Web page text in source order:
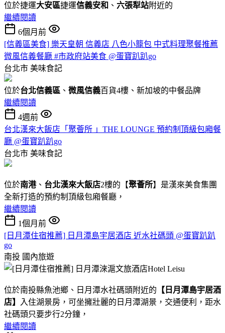
位於捷運大安區捷運信義安和 、 六張犁站附近的
繼續閱讀
6個月前
[信義區美食] 樂天皇朝 信義店 八色小籠包 中式料理聚餐推薦
微風信義餐廳 #市政府站美食 @蛋寶趴趴go
台北市 美味食記
位於台北信義區 、 微風信義百貨4樓、新加坡的中餐品牌
繼續閱讀
4週前
台北漢來大飯店「聚薈所 」THE LOUNGE 預約制頂級包廂餐
廳 @蛋寶趴趴go
台北市 美味食記
位於南港、 台北漢來大飯店2樓的【聚薈所】是漢來美食集團
全新打造的預約制頂級包廂餐廳，
繼續閱讀
1個月前
[日月潭住宿推薦] 日月潭島宇居酒店 近水社碼頭 @蛋寶趴趴
go
南投 國內旅遊
位於南投縣魚池鄉、日月潭水社碼頭附近的 【日月潭島宇居酒
店】
入住湖景房，可坐擁壯麗的日月潭湖景，交通便利，距水
社碼頭只要步行2分鐘，
繼續閱讀